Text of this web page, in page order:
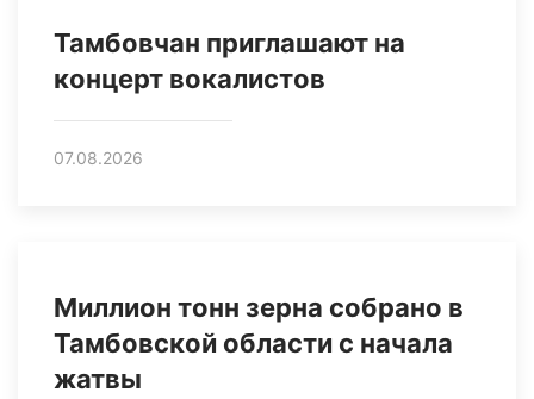
Тамбовчан приглашают на
концерт вокалистов
07.08.2026
Миллион тонн зерна собрано в
Тамбовской области с начала
жатвы